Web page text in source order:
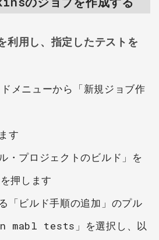
利用し、指定したテストを
メニューから「新規ジョブ作
す
・プロジェクトのビルド」を
押します
「ビルド手順の追加」のプル
mabl tests」を選択し、以